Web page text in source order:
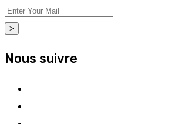
>
Nous suivre